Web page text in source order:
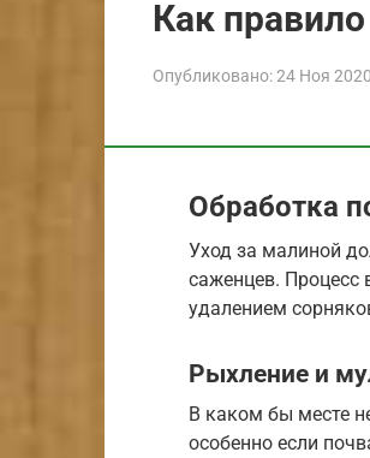
Как
Опубликовано:24 Ноя 2020
Обработка
Уход за малиной
саженцев. Процесс
удалением
Рыхление и
В каком бы месте
особенно если